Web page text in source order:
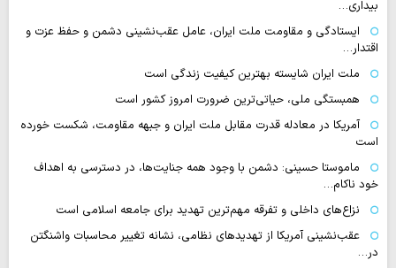
بیداری…
ایستادگی و مقاومت ملت ایران، عامل عقب‌نشینی دشمن و حفظ عزت و
اقتدار…
ملت ایران شایسته بهترین کیفیت زندگی است
همبستگی ملی، حیاتی‌ترین ضرورت امروز کشور است
آمریکا در معادله قدرت مقابل ملت ایران و جبهه مقاومت، شکست خورده
است
ماموستا حسینی: دشمن با وجود همه جنایت‌ها، در دسترسی به اهداف
خود ناکام…
نزاع‌های داخلی و تفرقه مهم‌ترین تهدید برای جامعه اسلامی است
عقب‌نشینی آمریکا از تهدیدهای نظامی، نشانه تغییر محاسبات واشنگتن
در…